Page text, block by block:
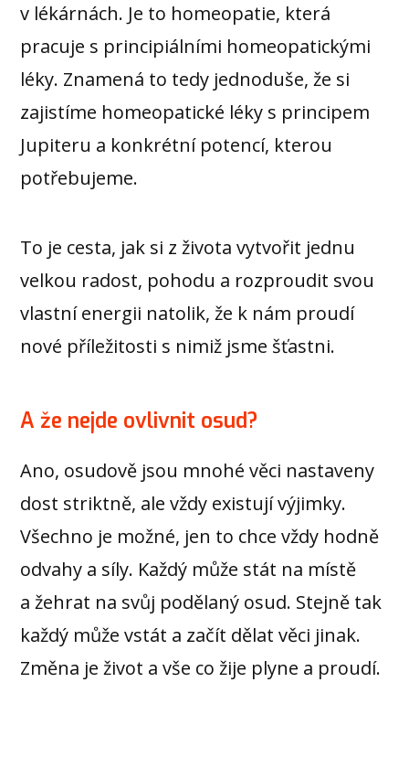
v lékárnách. Je to homeopatie, která
pracuje s principiálními homeopatickými
léky. Znamená to tedy jednoduše, že si
zajistíme homeopatické léky s principem
Jupiteru a konkrétní potencí, kterou
potřebujeme.
To je cesta, jak si z života vytvořit jednu
velkou radost, pohodu a rozproudit svou
vlastní energii natolik, že k nám proudí
nové příležitosti s nimiž jsme šťastni.
A že nejde ovlivnit osud?
Ano, osudově jsou mnohé věci nastaveny
dost striktně, ale vždy existují výjimky.
Všechno je možné, jen to chce vždy hodně
odvahy a síly. Každý může stát na místě
a žehrat na svůj podělaný osud. Stejně tak
každý může vstát a začít dělat věci jinak.
Změna je život a vše co žije plyne a proudí.